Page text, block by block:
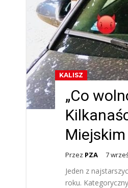
KALISZ
„Co
Miejskim
Przez PZA 7
Jeden z
roku.